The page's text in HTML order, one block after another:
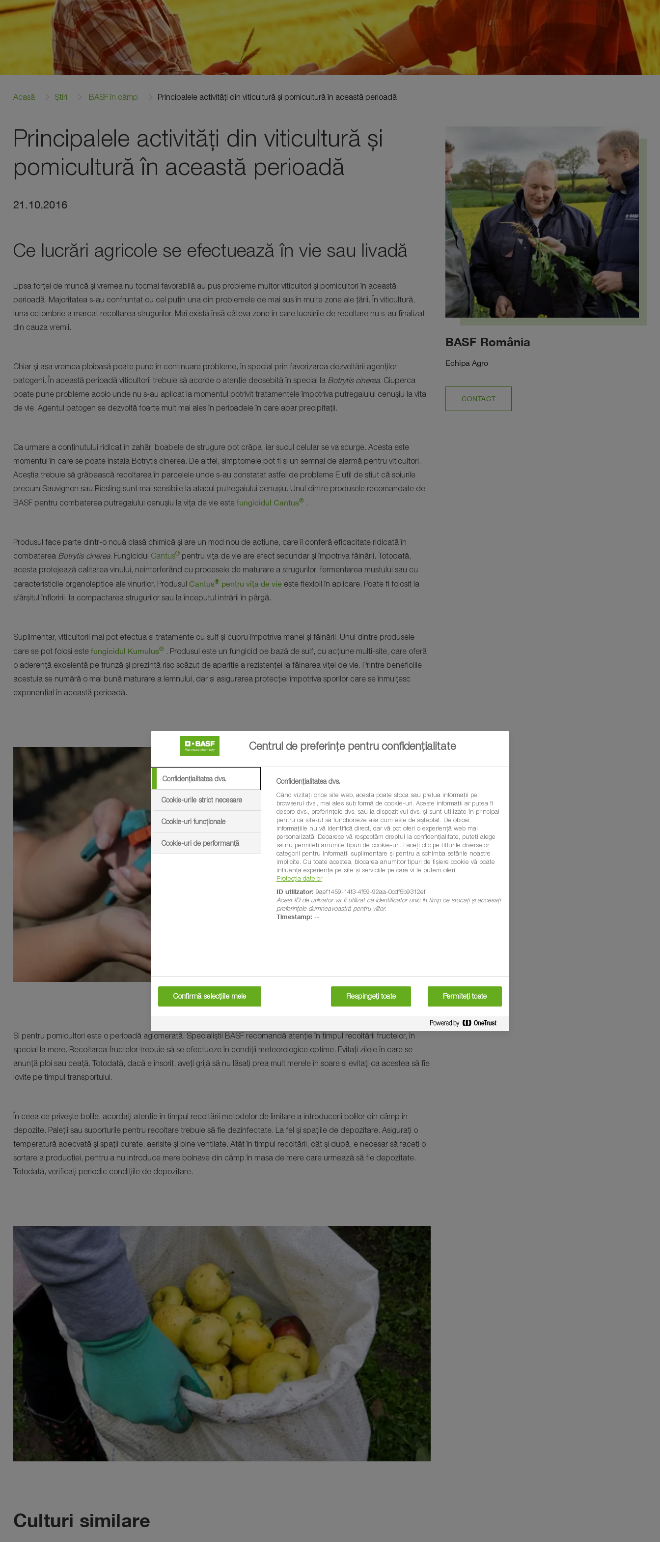
Acasă Știri BASF în câmp Principalele activități din viticultură și pomicultură în această perioadă
Principalele activități din viticultură și
pomicultură în această perioadă
21.10.2016
Ce lucrări agricole se efectuează în vie sau livadă
Lipsa forței de muncă și vremea nu tocmai favorabilă au pus probleme multor viticultori și pomicultori în această
perioadă. Majoritatea s-au confruntat cu cel puțin una din problemele de mai sus în multe zone ale țării. În viticultură,
luna octombrie a marcat recoltarea strugurilor. Mai există însă câteva zone în care lucrările de recoltare nu s-au finalizat
din cauza vremii.
Chiar și așa vremea ploioasă poate pune în continuare probleme, în special prin favorizarea dezvoltării agenților
patogeni. În această perioadă viticultorii trebuie să acorde o atenție deosebită în special la Botrytis cinerea. Ciuperca
poate pune probleme acolo unde nu s-au aplicat la momentul potrivit tratamentele împotriva putregaiului cenușiu la vița
de vie. Agentul patogen se dezvoltă foarte mult mai ales în perioadele în care apar precipitații.
Ca urmare a conținutului ridicat în zahăr, boabele de strugure pot crăpa, iar sucul celular se va scurge. Acesta este
momentul în care se poate instala Botrytis cinerea. De altfel, simptomele pot fi și un semnal de alarmă pentru viticultori.
Aceștia trebuie să grăbească recoltarea în parcelele unde s-au constatat astfel de probleme E util de știut că soiurile
precum Sauvignon sau Riesling sunt mai sensibile la atacul putregaiului cenușiu. Unul dintre produsele recomandate de
BASF pentru combaterea putregaiului cenușiu la vița de vie este fungicidul Cantus® .
Produsul face parte dintr-o nouă clasă chimică și are un mod nou de acțiune, care îi conferă eficacitate ridicată în
combaterea Botrytis cinerea. Fungicidul Cantus® pentru vița de vie are efect secundar și împotriva făinării. Totodată,
acesta protejează calitatea vinului, neinterferând cu procesele de maturare a strugurilor, fermentarea mustului sau cu
caracteristicile organoleptice ale vinurilor. Produsul Cantus® pentru vița de vie este flexibil în aplicare. Poate fi folosit la
sfârșitul înfloririi, la compactarea strugurilor sau la începutul intrării în pârgă.
Suplimentar, viticultorii mai pot efectua și tratamente cu sulf și cupru împotriva manei și făinării. Unul dintre produsele
care se pot folosi este fungicidul Kumulus® . Produsul este un fungicid pe bază de sulf, cu acțiune multi-site, care oferă
o aderență excelentă pe frunză și prezintă risc scăzut de apariție a rezistenței la făinarea viței de vie. Printre beneficiile
acestuia se numără o mai bună maturare a lemnului, dar și asigurarea protecției împotriva sporilor care se înmulțesc
exponențial în această perioadă.
Și pentru pomicultori este o perioadă aglomerată. Specialiștii BASF recomandă atenție în timpul recoltării fructelor, în
special la mere. Recoltarea fructelor trebuie să se efectueze în condiții meteorologice optime. Evitați zilele în care se
anunță ploi sau ceață. Totodată, dacă e însorit, aveți grijă să nu lăsați prea mult merele în soare și evitați ca acestea să fie
lovite pe timpul transportului.
În ceea ce privește bolile, acordați atenție în timpul recoltării metodelor de limitare a introducerii bolilor din câmp în
depozite. Paleții sau suporturile pentru recoltare trebuie să fie dezinfectate. La fel și spațiile de depozitare. Asigurați o
temperatură adecvată și spații curate, aerisite și bine ventilate. Atât în timpul recoltării, cât și după, e necesar să faceți o
sortare a producției, pentru a nu introduce mere bolnave din câmp în masa de mere care urmează să fie depozitate.
Totodată, verificați periodic condițiile de depozitare.
Culturi similare
BASF România
Echipa Agro
CONTACT
Centrul de preferințe pentru confidențialitate
Confidențialitatea dvs.
Cookie-urile strict necesare
Cookie-uri funcționale
Cookie-uri de performanță
Confidențialitatea dvs.
Când vizitați orice site web, acesta poate stoca sau prelua informații pe
browserul dvs., mai ales sub formă de cookie-uri. Aceste informații ar putea fi
despre dvs., preferințele dvs. sau la dispozitivul dvs. și sunt utilizate în principal
pentru ca site-ul să funcționeze așa cum este de așteptat. De obicei,
informațiile nu vă identifică direct, dar vă pot oferi o experiență web mai
personalizată. Deoarece vă respectăm dreptul la confidențialitate, puteți alege
să nu permiteți anumite tipuri de cookie-uri. Faceți clic pe titlurile diverselor
categorii pentru informații suplimentare și pentru a schimba setările noastre
implicite. Cu toate acestea, blocarea anumitor tipuri de fișiere cookie vă poate
influența experiența pe site și serviciile pe care vi le putem oferi.
Protecția datelor
ID utilizator: 9aef1459-14f3-4f59-92aa-0cdf5b9312ef
Acest ID de utilizator va fi utilizat ca identificator unic în timp ce stocați și accesați
preferințele dumneavoastră pentru viitor.
Timestamp: --
Confirmă selecțiile mele Respingeți toate Permiteți toate